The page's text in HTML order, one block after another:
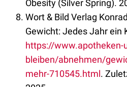
Obesity (Silver Spring).
Wort & Bild Verlag
Gewicht: Jedes Jahr ein
https://www.apotheken-
bleiben/abnehmen/
mehr-710545.html.